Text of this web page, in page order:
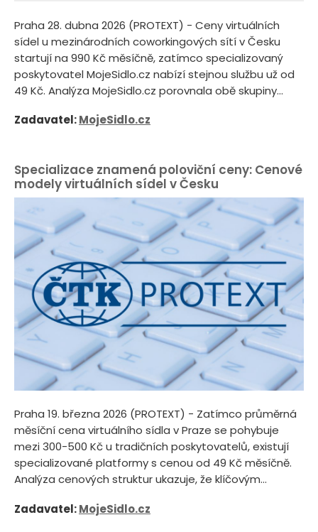
Praha 28. dubna 2026 (PROTEXT) - Ceny virtuálních
sídel u mezinárodních coworkingových sítí v Česku
startují na 990 Kč měsíčně, zatímco specializovaný
poskytovatel MojeSidlo.cz nabízí stejnou službu už od
49 Kč. Analýza MojeSidlo.cz porovnala obě skupiny...
Zadavatel:MojeSidlo.cz
Specializace znamená poloviční ceny: Cenové
modely virtuálních sídel v Česku
Praha 19. března 2026 (PROTEXT) - Zatímco průměrná
měsíční cena virtuálního sídla v Praze se pohybuje
mezi 300-500 Kč u tradičních poskytovatelů, existují
specializované platformy s cenou od 49 Kč měsíčně.
Analýza cenových struktur ukazuje, že klíčovým...
Zadavatel:MojeSidlo.cz